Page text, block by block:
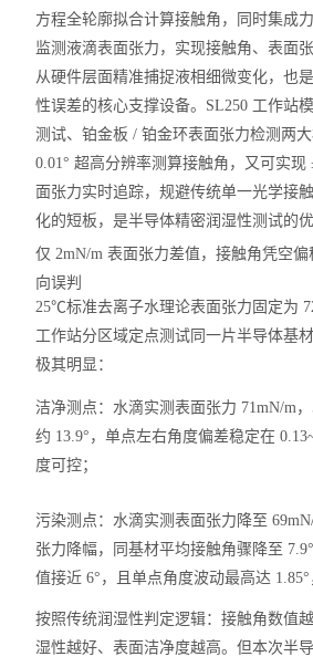
方程全轮廓拟合计算接触角，同时集成
监测液滴表面张力 ，实现接触角、表面
从硬件层面精准捕捉液相细微变化，也
性误差的核心支撑设备。SL250 工作站
测试、铂金板 / 铂金环表面张力检测两
0.01° 超高分辨率测算接触角，又可实现
面张力实时追踪，规避传统单一光学接
化的短板，是半导体精密润湿性测试的优
仅 2mN/m 表面张力差值，接触角凭空偏
向误判
25℃标准去离子水理论表面张力固定为
工作站分区域定点测试同一片半导体基
极其明显：
洁净测点：水滴实测表面张力 71mN/m
约 13.9°，单点左右角度偏差稳定在
度可控；
污染测点：水滴实测表面张力降至
张力降幅，同基材平均接触角骤降至
值接近 6°，且单点角度波动最高达 1.85°
按照传统润湿性判定逻辑：接触角数值
湿性越好、表面洁净度越高。但本次半